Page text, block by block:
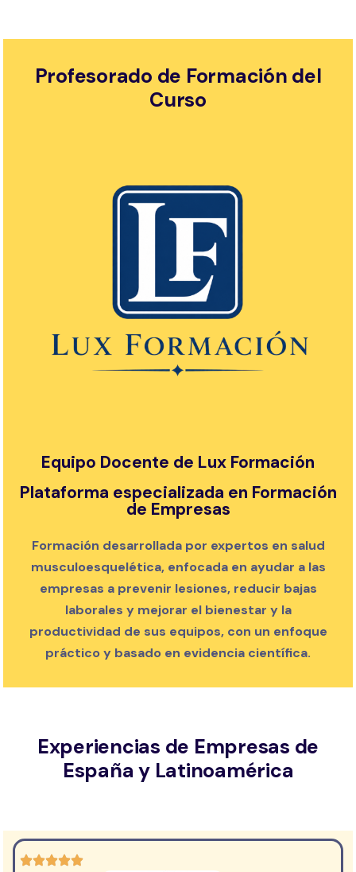
Profesorado de Formación del
Curso
Equipo Docente de Lux Formación
Plataforma especializada en Formación
de Empresas
Formación desarrollada por expertos en salud
musculoesquelética, enfocada en ayudar a las
empresas a prevenir lesiones, reducir bajas
laborales y mejorar el bienestar y la
productividad de sus equipos, con un enfoque
práctico y basado en evidencia científica.
Experiencias de Empresas de
España y Latinoamérica